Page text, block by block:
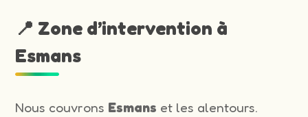
📍 Zone d’intervention à
Esmans
Nous couvrons Esmans et les alentours.